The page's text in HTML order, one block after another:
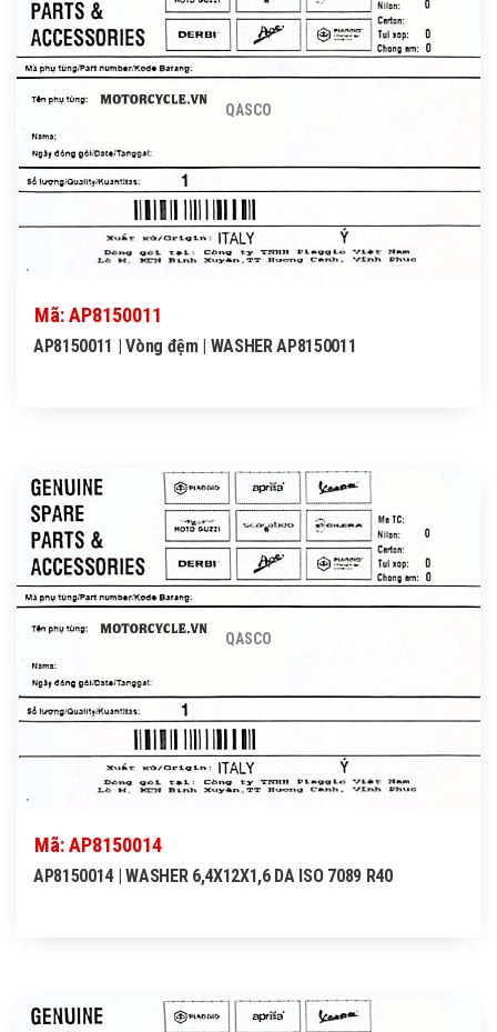
QASCO
Mã: AP8150011
AP8150011 | Vòng đệm | WASHER AP8150011
QASCO
Mã: AP8150014
AP8150014 | WASHER 6,4X12X1,6 DA ISO 7089 R40